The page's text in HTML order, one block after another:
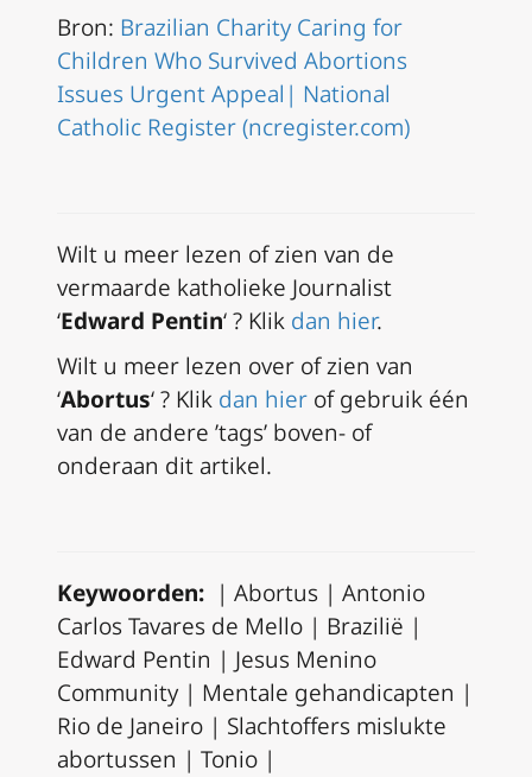
Bron: Brazilian Charity Caring for
Children Who Survived Abortions
Issues Urgent Appeal| National
Catholic Register (ncregister.com)
Wilt u meer lezen of zien van de
vermaarde katholieke Journalist
‘Edward Pentin‘ ? Klik dan hier.
Wilt u meer lezen over of zien van
‘Abortus‘ ? Klik dan hier of gebruik één
van de andere ’tags’ boven- of
onderaan dit artikel.
Keywoorden: | Abortus | Antonio
Carlos Tavares de Mello | Brazilië |
Edward Pentin | Jesus Menino
Community | Mentale gehandicapten |
Rio de Janeiro | Slachtoffers mislukte
abortussen | Tonio |